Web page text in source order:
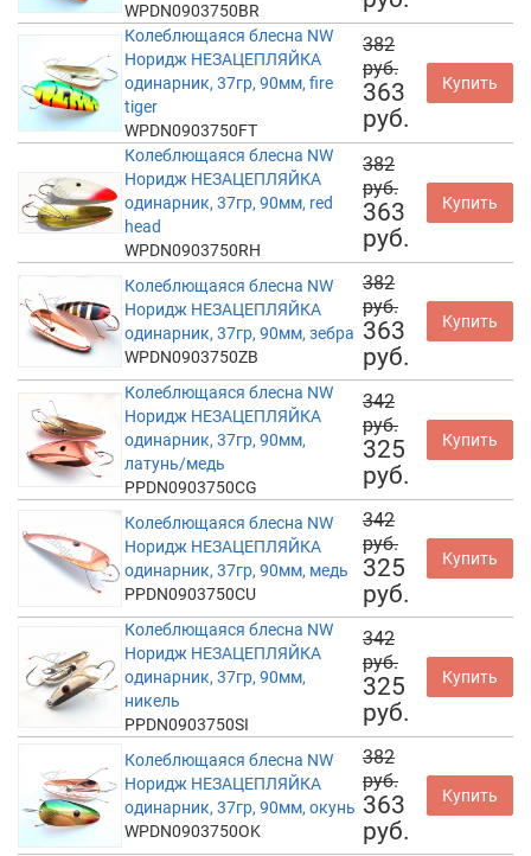
WPDN0903750BR
Колеблющаяся блесна NW
Норидж НЕЗАЦЕПЛЯЙКА
одинарник, 37гр, 90мм, fire
tiger
WPDN0903750FT
382
руб.
363
руб.
Купить
Колеблющаяся блесна NW
Норидж НЕЗАЦЕПЛЯЙКА
одинарник, 37гр, 90мм, red
head
WPDN0903750RH
382
руб.
363
руб.
Купить
Колеблющаяся блесна NW
Норидж НЕЗАЦЕПЛЯЙКА
одинарник, 37гр, 90мм, зебра
WPDN0903750ZB
382
руб.
363
руб.
Купить
Колеблющаяся блесна NW
Норидж НЕЗАЦЕПЛЯЙКА
одинарник, 37гр, 90мм,
латунь/медь
PPDN0903750CG
342
руб.
325
руб.
Купить
Колеблющаяся блесна NW
Норидж НЕЗАЦЕПЛЯЙКА
одинарник, 37гр, 90мм, медь
PPDN0903750CU
342
руб.
325
руб.
Купить
Колеблющаяся блесна NW
Норидж НЕЗАЦЕПЛЯЙКА
одинарник, 37гр, 90мм,
никель
PPDN0903750SI
342
руб.
325
руб.
Купить
Колеблющаяся блесна NW
Норидж НЕЗАЦЕПЛЯЙКА
одинарник, 37гр, 90мм, окунь
WPDN0903750OK
382
руб.
363
руб.
Купить